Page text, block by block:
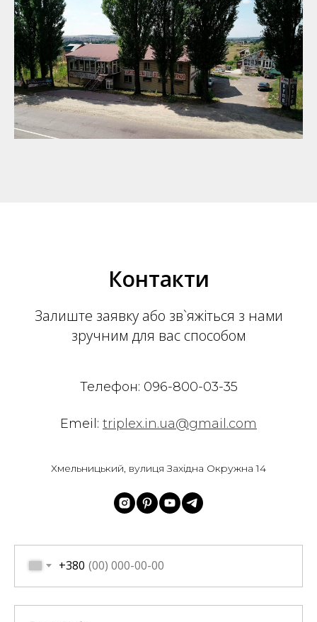
Контакти
Залиште заявку або зв`яжіться з нами
зручним для вас способом
Телефон: 096-800-03-35
Emeil: triplex.in.ua@gmail.com
Хмельницький, вулиця Західна Окружна 14
+380